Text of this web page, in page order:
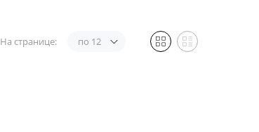
На странице: по 12